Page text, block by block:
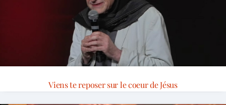
Viens te reposer sur le coeur de Jésus